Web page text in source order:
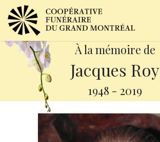
À la mémoire de
Jacques Roy
1948 - 2019